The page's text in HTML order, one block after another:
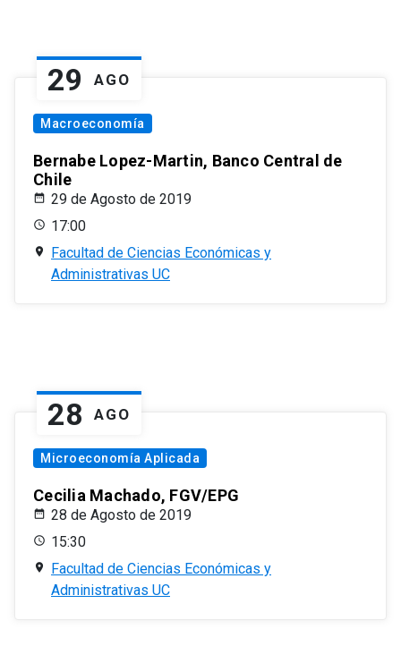
29 AGO
Macroeconomía
Bernabe Lopez-Martin, Banco Central de
Chile
29 de Agosto de 2019
17:00
Facultad de Ciencias Económicas y
Administrativas UC
28 AGO
Microeconomía Aplicada
Cecilia Machado, FGV/EPG
28 de Agosto de 2019
15:30
Facultad de Ciencias Económicas y
Administrativas UC